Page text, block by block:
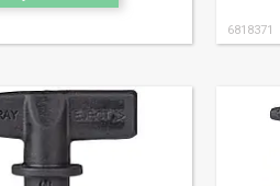
6818371